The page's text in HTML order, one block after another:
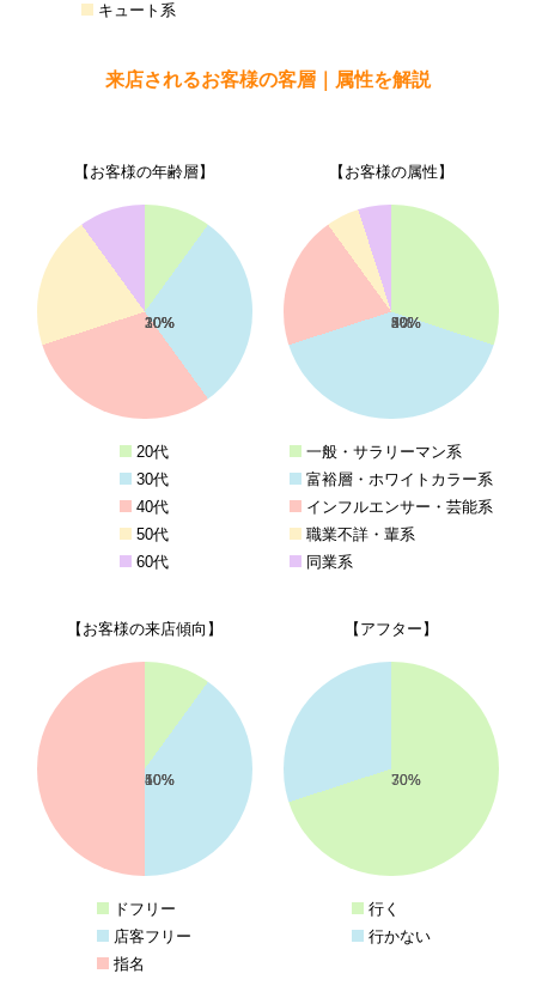
キュート系
来店されるお客様の客層｜属性を解説
【お客様の年齢層】
10%
30%
30%
20%
10%
20代
30代
40代
50代
60代
【お客様の属性】
30%
40%
20%
5%
5%
一般・サラリーマン系
富裕層・ホワイトカラー系
インフルエンサー・芸能系
職業不詳・輩系
同業系
【お客様の来店傾向】
10%
40%
50%
ドフリー
店客フリー
指名
【アフター】
70%
30%
行く
行かない